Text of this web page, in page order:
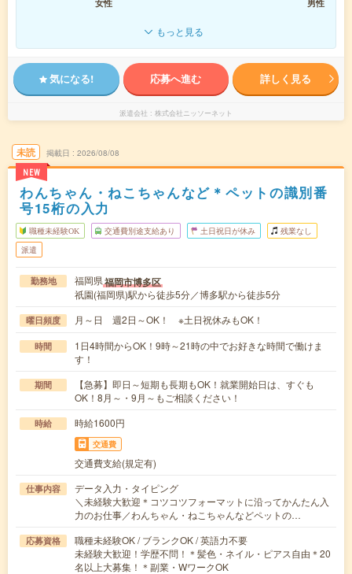
女性 男性
もっと見る
気になる! 応募へ進む 詳しく見る
派遣会社 株式会社ニッソーネット
未読
NEW
掲載日 2026/08/08
わんちゃん・ねこちゃんなど＊ペットの識別番
号15桁の入力
職種未経験OK 交通費別途支給あり 土日祝日が休み 残業なし
派遣
勤務地 福岡県福岡市博多区
祇園(福岡県)駅から徒歩5分／博多駅から徒歩5分
曜日頻度 月～日 週2日～OK！ ※土日祝休みもOK！
時間
1日4時間からOK！9時～21時の中でお好きな時間で働けま
す！
期間
【急募】即日～短期も長期もOK！就業開始日は、すぐも
OK！8月～・9月～もご相談ください！
時給 時給1600円
交通費
交通費支給(規定有)
仕事内容
データ入力・タイピング
＼未経験大歓迎＊コツコツフォーマットに沿ってかんたん入
力のお仕事／わんちゃん・ねこちゃんなどペットの…
応募資格
職種未経験OK / ブランクOK / 英語力不要
未経験大歓迎！学歴不問！＊髪色・ネイル・ピアス自由＊20
名以上大募集！＊副業・WワークOK